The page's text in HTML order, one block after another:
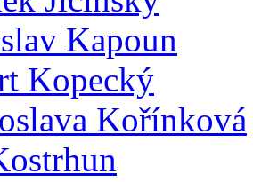
Kapoun
Kopecký
Kořínková